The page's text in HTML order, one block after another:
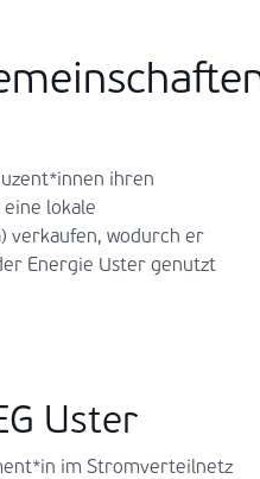
ihren
lokale
verkaufen, wodurch er
Energie Uster genutzt
Uster
im Stromverteilnetz